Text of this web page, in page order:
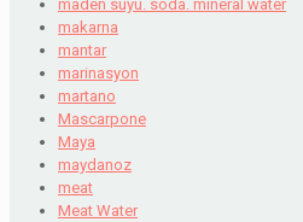
maden suyu. soda. mineral water
makarna
mantar
marinasyon
martano
Mascarpone
Maya
maydanoz
meat
Meat Water